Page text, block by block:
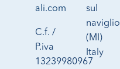
ali.com
C.f. /
P.iva
13239980967
sul
naviglio
(MI)
Italy